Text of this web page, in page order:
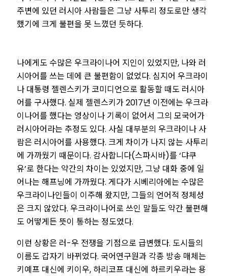
주변에 있던 러시아 사람들은 그냥 사투리 정도로만 생각
했기에 크게 불편을 못 느꼈던 듯하다.
나에게도 수많은 우크라이나어 지인이 있었지만, 나와 러
시아어를 쓰는 데에 큰 불편함이 없었다. 심지어 우크라이
나 대통령 젤렌스키가 코미디언으로 활동할 때도 러시아
어를 구사했다. 실제 젤렌스키가 2017년 이전에는 우크라
이나어를 했다는 영상이나 기록이 없어서 그의 모국어가
러시아어라는 추정도 있다. 사실 대부분의 우크라이나 사
람은 러시아어를 사용했다. 크게 차이가 나지 않는 사투리
에 가까웠기 때문이다. 감사합니다(스파시바)를 ‘댜쿠
유’로 한다는 약간의 차이는 있었지만, 그냥 대화 중에 일
어나는 해프닝에 가까웠다. 게다가 시베리아에는 수많은
우크라이나인들이 이주해 왔지만, 그들의 언어적 정체성
은 크지 않았다. 우크라이나어로 쓰인 말들도 약간 불편해
도 어떻게든 뜻이 통하는 정도였다.
이런 상황은 러-우 전쟁을 기점으로 급변했다. 도시들의
이름도 갑자기 바뀌었다. 국어연구원과 각종 방송 매체는
키예프 대신에 키이우, 하리코프 대신에 하르키우라는 용